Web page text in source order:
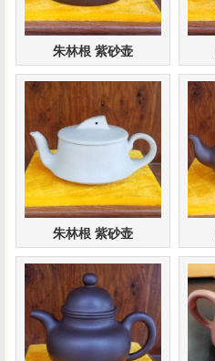
朱林根 紫砂壶
朱林根 紫砂壶